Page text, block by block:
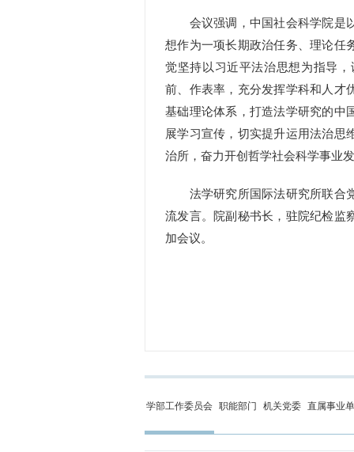
会议强调，中国社会科学院是以
想作为一项长期政治任务、理论任
觉坚持以习近平法治思想为指导
前、作表率，充分发挥学科和人才
基础理论体系，打造法学研究的中
展学习宣传，切实提升运用法治思
治所，奋力开创哲学社会科学事业
法学研究所国际法研究所联合党
流发言。院副秘书长，驻院纪检监
加会议。
学部工作委员会 职能部门 机关党委 直属事业